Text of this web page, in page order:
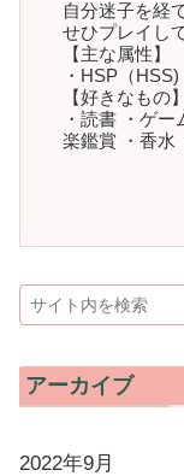
自分迷子を経
せひプレイし
【主な属性】
・HSP（
【好きなもの】
・読書 ・ゲ
楽鑑賞 ・香水
アーカイブ
2022年9月